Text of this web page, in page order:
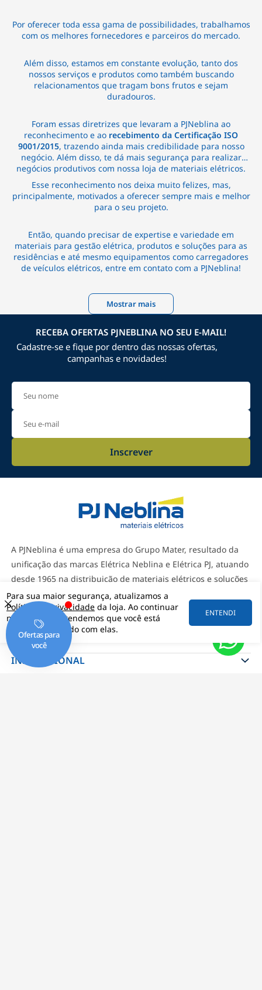
Para sua maior segurança, atualizamos a
Política de Privacidade da loja. Ao continuar
navegando, entendemos que você está
ciente e de acordo com elas.
ENTENDI
Por oferecer toda essa gama de possibilidades, trabalhamos
com os melhores fornecedores e parceiros do mercado.
Além disso, estamos em constante evolução, tanto dos
nossos serviços e produtos como também buscando
relacionamentos que tragam bons frutos e sejam
duradouros.
Foram essas diretrizes que levaram a PJNeblina ao
reconhecimento e ao recebimento da Certificação ISO
9001/2015, trazendo ainda mais credibilidade para nosso
negócio. Além disso, te dá mais segurança para realizar
negócios produtivos com nossa loja de materiais elétricos.
Esse reconhecimento nos deixa muito felizes, mas,
principalmente, motivados a oferecer sempre mais e melhor
para o seu projeto.
Então, quando precisar de expertise e variedade em
materiais para gestão elétrica, produtos e soluções para as
residências e até mesmo equipamentos como carregadores
de veículos elétricos, entre em contato com a PJNeblina!
Mostrar mais
RECEBA OFERTAS PJNEBLINA NO SEU E-MAIL!
Cadastre-se e fique por dentro das nossas ofertas,
campanhas e novidades!
Inscrever
A PJNeblina é uma empresa do Grupo Mater, resultado da
unificação das marcas Elétrica Neblina e Elétrica PJ, atuando
desde 1965 na distribuição de materiais elétricos e soluções
para gestão de itens e projetos técnicos. Com uma ampla
rede de fornecedores, atende diversos segmentos, como
indústria, comércio e instalações elétricas, sempre prezando
pela qualidade, inovação e compromisso com seus clientes.
INSTITUCIONAL